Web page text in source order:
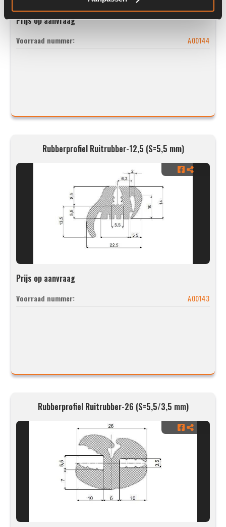
Prijs op aanvraag
Voorraad nummer: A00144
Rubberprofiel Ruitrubber-12,5 (S=5,5 mm)
Prijs op aanvraag
Voorraad nummer: A00143
Rubberprofiel Ruitrubber-26 (S=5,5/3,5 mm)